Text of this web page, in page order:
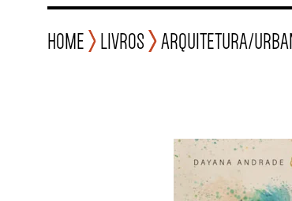
Home Livros Arquitetura/